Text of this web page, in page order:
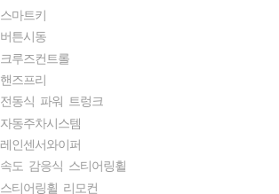
스마트키
버튼시동
크루즈컨트롤
핸즈프리
전동식 파워 트렁크
자동주차시스템
레인센서와이퍼
속도 감응식 스티어링휠
스티어링휠 리모컨